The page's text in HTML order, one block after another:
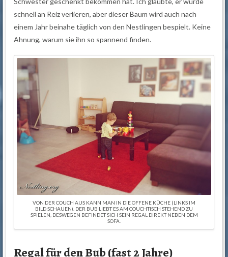
schnell an Reiz verlieren, aber dieser Baum wird auch nach
einem Jahr beinahe täglich von den Nestlingen bespielt. Keine
Ahnung, warum sie ihn so spannend finden.
VON DER COUCH AUS KANN MAN IN DIE OFFENE KÜCHE (LINKS IM
BILD SCHAUEN). DER BUB LIEBT ES AM COUCHTISCH STEHEND ZU
SPIELEN, DESWEGEN BEFINDET SICH SEIN REGAL DIREKT NEBEN DEM
SOFA.
Regal für den Bub (fast 2 Jahre)